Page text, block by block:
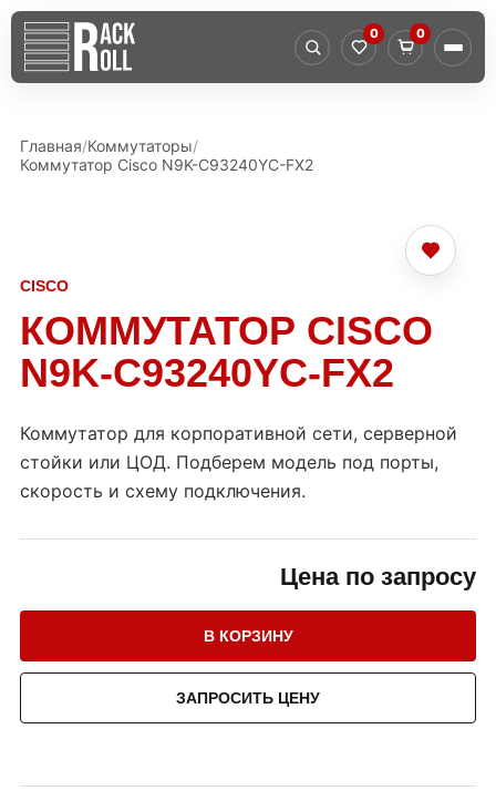
0 0
Главная Коммутаторы
Коммутатор Cisco N9K-C93240YC-FX2
CISCO
КОММУТАТОР CISCO
N9K-C93240YC-FX2
Коммутатор для корпоративной сети, серверной
стойки или ЦОД. Подберем модель под порты,
скорость и схему подключения.
Цена по запросу
В КОРЗИНУ
ЗАПРОСИТЬ ЦЕНУ